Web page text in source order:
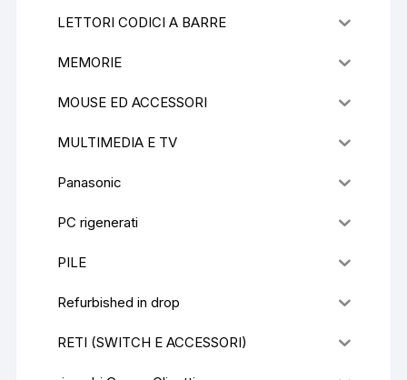
LETTORI CODICI A BARRE
MEMORIE
MOUSE ED ACCESSORI
MULTIMEDIA E TV
Panasonic
PC rigenerati
PILE
Refurbished in drop
RETI (SWITCH E ACCESSORI)